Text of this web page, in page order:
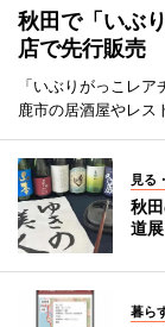
秋田で「いぶ
店で先行販売
「いぶりがっこレ
鹿市の居酒屋やレス
見る
秋
道展
暮ら